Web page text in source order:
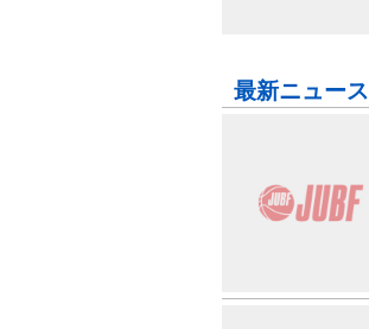
最新ニュース